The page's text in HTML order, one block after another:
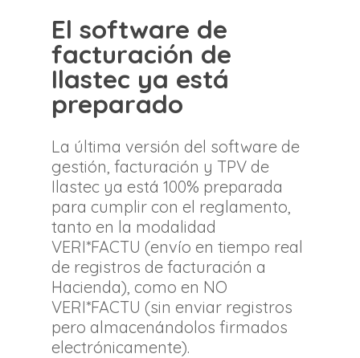
El software de
facturación de
Ilastec ya está
preparado
La última versión del software de
gestión, facturación y TPV de
Ilastec ya está 100% preparada
para cumplir con el reglamento,
tanto en la modalidad
VERI*FACTU (envío en tiempo real
de registros de facturación a
Hacienda), como en NO
VERI*FACTU (sin enviar registros
pero almacenándolos firmados
electrónicamente).